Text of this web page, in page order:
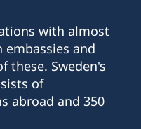
holidays) 10:00-
with almost
and
these. Sweden's
of
abroad and 350